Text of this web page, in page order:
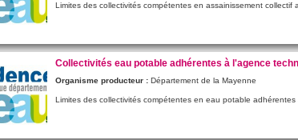
Limites des collectivités compétentes en assainissement
Collectivités eau potable adhérentes à l'agence
Organisme producteur : Département de la Mayenne
Limites des collectivités compétentes en eau potable